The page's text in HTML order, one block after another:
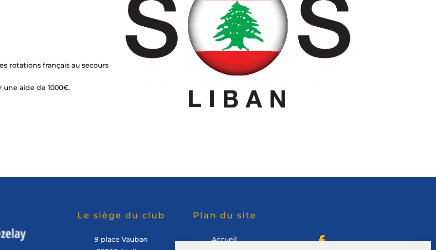
rotations français au secours
une aide de 1000€.
Le siège du club
9 place Vauban
Plan du site
Accueil